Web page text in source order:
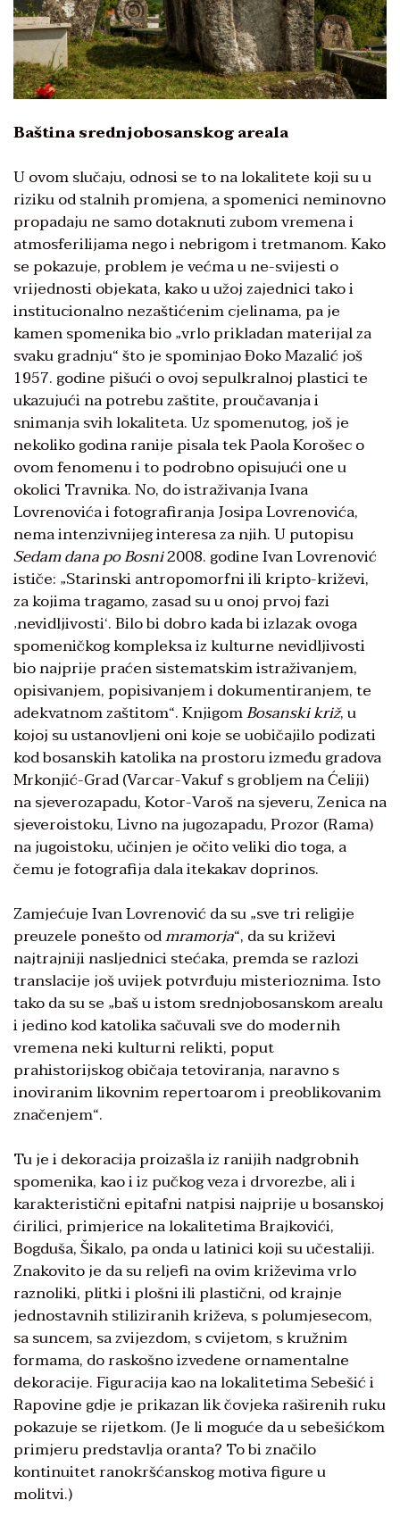
Baština srednjobosanskog areala
U ovom slučaju, odnosi se to na lokalitete koji su u
riziku od stalnih promjena, a spomenici neminovno
propadaju ne samo dotaknuti zubom vremena i
atmosferilijama nego i nebrigom i tretmanom. Kako
se pokazuje, problem je većma u ne-svijesti o
vrijednosti objekata, kako u užoj zajednici tako i
institucionalno nezaštićenim cjelinama, pa je
kamen spomenika bio „vrlo prikladan materijal za
svaku gradnju“ što je spominjao Đoko Mazalić još
1957. godine pišući o ovoj sepulkralnoj plastici te
ukazujući na potrebu zaštite, proučavanja i
snimanja svih lokaliteta. Uz spomenutog, još je
nekoliko godina ranije pisala tek Paola Korošec o
ovom fenomenu i to podrobno opisujući one u
okolici Travnika. No, do istraživanja Ivana
Lovrenovića i fotografiranja Josipa Lovrenovića,
nema intenzivnijeg interesa za njih. U putopisu
Sedam dana po Bosni2008. godine Ivan Lovrenović
ističe: „Starinski antropomorfni ili kripto-križevi,
za kojima tragamo, zasad su u onoj prvoj fazi
‚nevidljivosti‘. Bilo bi dobro kada bi izlazak ovoga
spomeničkog kompleksa iz kulturne nevidljivosti
bio najprije praćen sistematskim istraživanjem,
opisivanjem, popisivanjem i dokumentiranjem, te
adekvatnom zaštitom“. KnjigomBosanski križ, u
kojoj su ustanovljeni oni koje se uobičajilo podizati
kod bosanskih katolika na prostoru između gradova
Mrkonjić-Grad (Varcar-Vakuf s grobljem na Ćeliji)
na sjeverozapadu, Kotor-Varoš na sjeveru, Zenica na
sjeveroistoku, Livno na jugozapadu, Prozor (Rama)
na jugoistoku, učinjen je očito veliki dio toga, a
čemu je fotografija dala itekakav doprinos.
Zamjećuje Ivan Lovrenović da su „sve tri religije
preuzele ponešto odmramorja“, da su križevi
najtrajniji nasljednici stećaka, premda se razlozi
translacije još uvijek potvrđuju misterioznima. Isto
tako da su se „baš u istom srednjobosanskom arealu
i jedino kod katolika sačuvali sve do modernih
vremena neki kulturni relikti, poput
prahistorijskog običaja tetoviranja, naravno s
inoviranim likovnim repertoarom i preoblikovanim
značenjem“.
Tu je i dekoracija proizašla iz ranijih nadgrobnih
spomenika, kao i iz pučkog veza i drvorezbe, ali i
karakteristični epitafni natpisi najprije u bosanskoj
ćirilici, primjerice na lokalitetima Brajkovići,
Bogduša, Šikalo, pa onda u latinici koji su učestaliji.
Znakovito je da su reljefi na ovim križevima vrlo
raznoliki, plitki i plošni ili plastični, od krajnje
jednostavnih stiliziranih križeva, s polumjesecom,
sa suncem, sa zvijezdom, s cvijetom, s kružnim
formama, do raskošno izvedene ornamentalne
dekoracije. Figuracija kao na lokalitetima Sebešić i
Rapovine gdje je prikazan lik čovjeka raširenih ruku
pokazuje se rijetkom. (Je li moguće da u sebešićkom
primjeru predstavlja oranta? To bi značilo
kontinuitet ranokršćanskog motiva figure u
molitvi.)